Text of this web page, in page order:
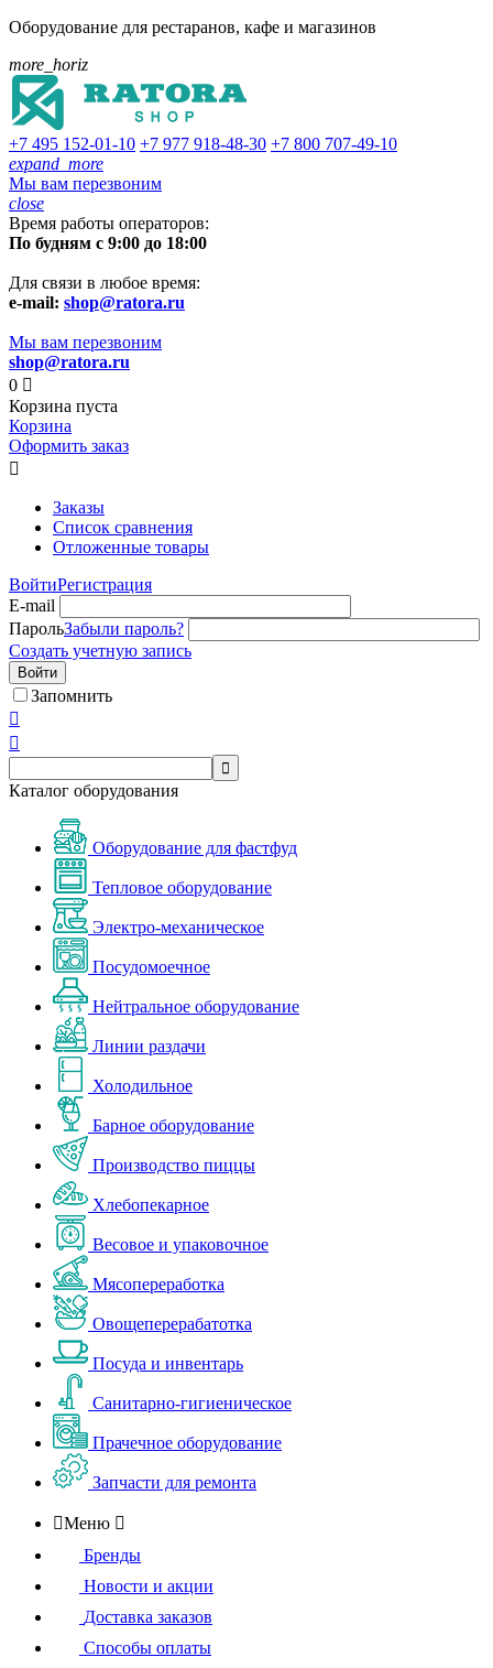
Оборудование для рестаранов, кафе и магазинов
more_horiz
+7 495 152-01-10 +7 977 918-48-30 +7 800 707-49-10
expand_more
Мы вам перезвоним
close
Время работы операторов:
По будням с 9:00 до 18:00
Для связи в любое время:
e-mail: shop@ratora.ru
Мы вам перезвоним
shop@ratora.ru
0 
Корзина пуста
Корзина
Оформить заказ

Заказы
Список сравнения
Отложенные товары
ВойтиРегистрация
E-mail
ПарольЗабыли пароль?
Создать учетную запись
Войти
Запомнить



Каталог оборудования
Оборудование для фастфуд
Тепловое оборудование
Электро-механическое
Посудомоечное
Нейтральное оборудование
Линии раздачи
Холодильное
Барное оборудование
Производство пиццы
Хлебопекарное
Весовое и упаковочное
Мясопереработка
Овощеперерабатотка
Посуда и инвентарь
Санитарно-гигиеническое
Прачечное оборудование
Запчасти для ремонта
Меню 
Бренды
Новости и акции
Доставка заказов
Способы оплаты